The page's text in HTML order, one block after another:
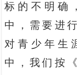
标的不明确
中，需要进
对青少年生
中，我们按